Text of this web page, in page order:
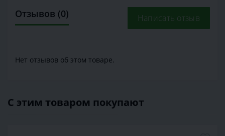
Отзывов (0) Написать отзыв
Нет отзывов об этом товаре.
С этим товаром покупают